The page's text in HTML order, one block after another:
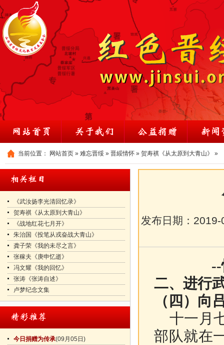
当前位置： 网站首页 » 难忘晋绥 » 晋綏情怀 » 贺寿祺《从太原到大青山》 »
《武汝扬李光清回忆录》
贺寿祺《从太原到大青山》
《战地红花七月开》
朱治国《投笔从戎奋战大青山》
龚子荣《我的未尽之言》
张稼夫《庚申忆逝》
冯文耀《我的回忆》
张涛《张涛自述》
卢梦纪念文集
今日捐赠为传承(09月05日)
发布日期： 2019-
二、进行
（四）向
十一月
部队就在